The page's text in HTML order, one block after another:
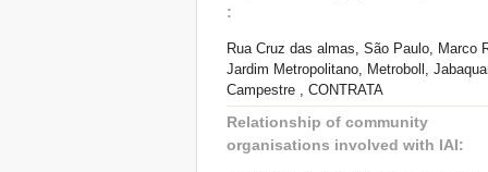
:
Rua Cruz das almas, São Paulo, Marco
Jardim Metropolitano, Metroboll,
Campestre , CONTRATA
Relationship of community
organisations involved with IAI: